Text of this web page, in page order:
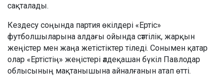
сақталады.
Кездесу соңында партия өкілдері «Ертіс»
футболшыларына алдағы ойында сәттілік, жарқын
жеңістер мен жаңа жетістіктер тіледі. Сонымен қатар
олар «Ертістің» жеңістері әлдеқашан бүкіл Павлодар
облысының мақтанышына айналғанын атап өтті.